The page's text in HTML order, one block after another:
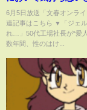
た」当時小学生だっ
娘”が法廷で証言した
的虐待”
6月5日放送「文春オンラ
連記事はこちら ▼「ジェ
れ…」50代工場社長が“愛
数年間、性のはけ...